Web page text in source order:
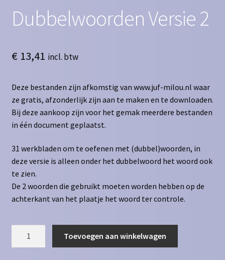
Dubbelwoorden Versie 2
€13,41 incl. btw
Deze bestanden zijn afkomstig van www.juf-milou.nl waar
ze gratis, afzonderlijk zijn aan te maken en te downloaden.
Bij deze aankoop zijn voor het gemak meerdere bestanden
in één document geplaatst.
31 werkbladen om te oefenen met (dubbel)woorden, in
deze versie is alleen onder het dubbelwoord het woord ook
te zien.
De 2 woorden die gebruikt moeten worden hebben op de
achterkant van het plaatje het woord ter controle.
Toevoegen aan winkelwagen